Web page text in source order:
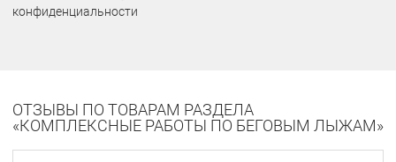
конфиденциальности
ОТЗЫВЫ ПО ТОВАРАМ РАЗДЕЛА
«КОМПЛЕКСНЫЕ РАБОТЫ ПО БЕГОВЫМ ЛЫЖАМ»